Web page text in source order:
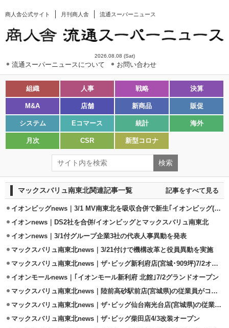
商人舎公式サイト 月刊商人舎 流通スーパーニュース
2026.08.08 (Sat)
流通スーパーニュースについて お問い合わせ
組織 人事 戦略 決算
M&A 店舗 新商品 販促
システム Eコマース 統計 海外
月次 CSR 新型コロナ
マックスバリュ南東北関連記事一覧 記事をすべて見る
イオンビッグnews｜3/1 MV南東北を吸収合併で新生｢イオンビッグ(株)｣誕生
イオンnews｜DS2社を合併/イオンビッグとマックスバリュ南東北
イオンnews｜3/1付グループ企業3社の代表人事異動を発表
マックスバリュ南東北news｜3/21付けで機構改革と役員異動を実施
マックスバリュ南東北news｜ザ･ビッグ新利府店(宮城･909坪)7/2オープン
イオンモールnews｜｢イオンモール新利府 北館｣7/2グランドオープン
マックスバリュ南東北news｜陸前高砂駅前店(宮城県)の従業員がコロナ感染
マックスバリュ南東北news｜ザ･ビッグ仙台南光台店(宮城県)の従業員が感染
マックスバリュ南東北news｜ザ･ビッグ柴田店4/3改装オープン